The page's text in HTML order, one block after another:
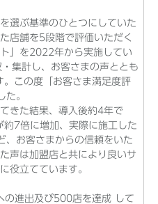
選ぶ基準のひとつにしていた
店舗を5段階で評価いただく
」を2022年から実施してい
集計し、お客さまの声ととも
この度「お客さま満足度評
た。
きた結果、導入後約4年で
7倍に増加、実際に施工した
、お客さまからの信頼をいた
声は加盟店と共により良いサ
役立てています。
進出及び500店を達成 して